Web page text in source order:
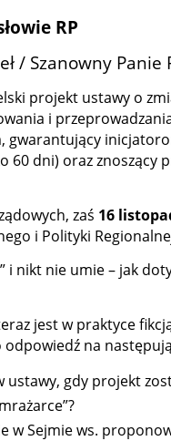
RP
/ Szanowny Panie
projekt ustawy o
i
gwarantujący
dni) oraz znoszący
zaś 16
i Polityki
nikt nie umie – jak
jest w praktyce
na
gdy projekt
w Sejmie ws.